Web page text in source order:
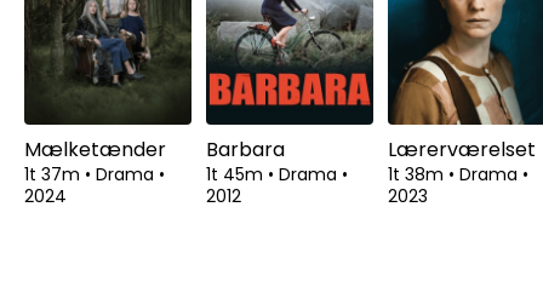
Mælketænder
1t 37m • Drama •
2024
Barbara
1t 45m • Drama •
2012
Lærerværelset
1t 38m • Drama •
2023